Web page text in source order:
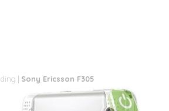
Sony Ericsson F305